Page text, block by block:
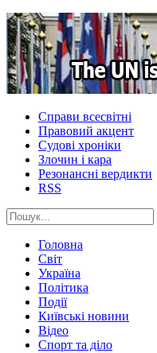
Справи всесвітні
Правовий акцент
Судові хроніки
Злочин і кара
Резонансні вердикти
RSS
Головна
Світ
Україна
Політика
Події
Київські новини
Відео
Спорт та діло